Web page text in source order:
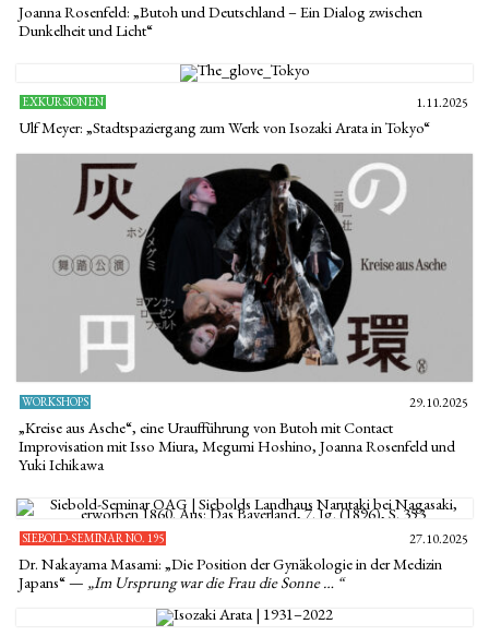
Joanna Rosenfeld: „Butoh und Deutschland – Ein Dialog zwischen
Dunkelheit und Licht“
EXKURSIONEN 1.11.2025
Ulf Meyer: „Stadtspaziergang zum Werk von Isozaki Arata in Tokyo“
WORKSHOPS 29.10.2025
„Kreise aus Asche“, eine Uraufführung von Butoh mit Contact
Improvisation mit Isso Miura, Megumi Hoshino, Joanna Rosenfeld und
Yuki Ichikawa
SIEBOLD-SEMINAR NO. 195 27.10.2025
Dr. Nakayama Masami: „Die Position der Gynäkologie in der Medizin
Japans“ — „Im Ursprung war die Frau die Sonne … “